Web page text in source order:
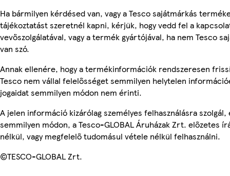
Ha bármilyen kérdésed van, vagy a Tesco sajátmárkás
tájékoztatást szeretnél kapni, kérjük, hogy vedd fel a
vevőszolgálatával, vagy a termék gyártójával, ha nem Tesco
van szó.
Annak ellenére, hogy a termékinformációk rendszeresen
Tesco nem vállal felelősséget semmilyen helytelen
jogaidat semmilyen módon nem érinti.
A jelen információ kizárólag személyes felhasználásra
semmilyen módon, a Tesco-GLOBAL Áruházak Zrt. előzetes
nélkül, vagy megfelelő tudomásul vétele nélkül felhasználni.
©TESCO-GLOBAL Zrt.